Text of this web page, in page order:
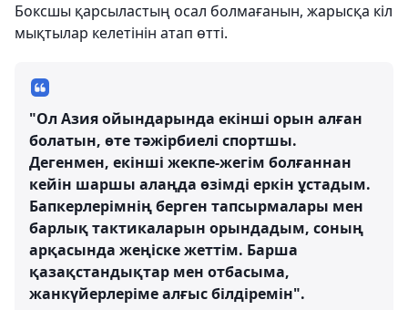
Боксшы қарсыластың осал болмағанын, жарысқа кіл
мықтылар келетінін атап өтті.
"Ол Азия ойындарында екінші орын алған
болатын, өте тәжірбиелі спортшы.
Дегенмен, екінші жекпе-жегім болғаннан
кейін шаршы алаңда өзімді еркін ұстадым.
Бапкерлерімнің берген тапсырмалары мен
барлық тактикаларын орындадым, соның
арқасында жеңіске жеттім. Барша
қазақстандықтар мен отбасыма,
жанкүйерлеріме алғыс білдіремін".